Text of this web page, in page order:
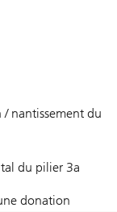
/ nantissement du
du pilier 3a
donation